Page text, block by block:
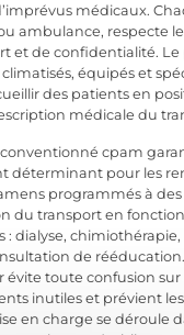
médicaux.
ambulance, respecte
et de confidentialité. Le
équipés et
des patients en
médicale du
conventionné cpam
déterminant pour les
programmés à des
du transport en
: dialyse,
de rééducation.
toute confusion sur
inutiles et prévient
en charge se déroule